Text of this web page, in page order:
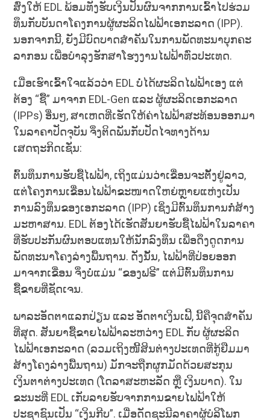
ສົ່ງໃຫ້ EDL ພ້ອມທັງຮັບເງິນປັນຜົນຈາກການເຂົ້າໄປຮ່ວມ
ທຶນກັບບັນດາໂຄງການຜູ້ຜະລິດໄຟຟ້າເອກະລາດ (IPP).
ນອກຈາກນີ້, ຍັງມີບົດບາດສຳຄັນໃນການພັດທະນາບຸກຄະ
ລາກອນ ເພື່ອບຳລຸງຮັກສາໂຮງງານໄຟຟ້າທົ່ວປະເທດ.
ເມື່ອເຮົາເຂົ້າໃຈແລ້ວວ່າ EDL ບໍ່ໄດ້ຜະລິດໄຟຟ້າເອງ ແຕ່
ຕ້ອງ “ຊື້” ມາຈາກ EDL-Gen ແລະ ຜູ້ຜະລິດເອກະລາດ
(IPPs) ອື່ນໆ, ສາເຫດທີ່ເຮັດໃຫ້ຄ່າໄຟຟ້າສະທ້ອນອອກມາ
ໃນລາຄາປັດຈຸບັນ ຈຶ່ງຕິດພັນກັບປັດໄຈທາງດ້ານ
ເສດຖະກິດເຊັ່ນ:
ຕົ້ນທຶນການຮັບຊື້ໄຟຟ້າ, ເຖິງແມ່ນວ່າເຂື່ອນຈະຕັ້ງຢູ່ລາວ,
ແຕ່ໂຄງການເຂື່ອນໄຟຟ້າຂະໜາດໃຫຍ່ຫຼາຍແຫ່ງເປັນ
ການລົງທຶນຂອງເອກະລາດ (IPP) ເຊິ່ງມີຕົ້ນທຶນການກໍ່ສ້າງ
ມະຫາສານ. EDL ຕ້ອງໄດ້ເຮັດສັນຍາຮັບຊື້ໄຟຟ້າໃນລາຄາ
ທີ່ຮັບປະກັນຜົນຕອບແທນໃຫ້ນັກລົງທຶນ ເພື່ອດຶງດູດການ
ພັດທະນາໂຄງລ່າງພື້ນຖານ. ດັ່ງນັ້ນ, ໄຟຟ້າທີ່ປ່ອຍອອກ
ມາຈາກເຂື່ອນ ຈຶ່ງບໍ່ແມ່ນ “ຂອງຟຣີ” ແຕ່ມີຕົ້ນທຶນການ
ຊື້ຂາຍທີ່ຊັດເຈນ.
ພາລະອັດຕາແລກປ່ຽນ ແລະ ອັດຕາເງິນເຟີ້, ນີ້ຄືຈຸດສຳຄັນ
ທີ່ສຸດ. ສັນຍາຊື້ຂາຍໄຟຟ້າລະຫວ່າງ EDL ກັບ ຜູ້ຜະລິດ
ໄຟຟ້າເອກະລາດ (ລວມເຖິງໜີ້ສິນຕ່າງປະເທດທີ່ກູ້ຢືມມາ
ສ້າງໂຄງລ່າງພື້ນຖານ) ມັກຈະຖືກຜູກມັດດ້ວຍສະກຸນ
ເງິນຕາຕ່າງປະເທດ (ໂດລາສະຫະລັດ ຫຼື ເງິນບາດ). ໃນ
ຂະນະທີ່ EDL ເກັບລາຍຮັບຈາກການຂາຍໄຟຟ້າໃຫ້
ປະຊາຊົນເປັນ “ເງິນກີບ”. ເມື່ອດັດຊະນີລາຄາຜູ້ບໍລິໂພກ